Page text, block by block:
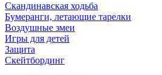
Скандинавская ходьба
Бумеранги, летающие тарелки
Воздушные змеи
Игры для детей
Защита
Скейтбординг